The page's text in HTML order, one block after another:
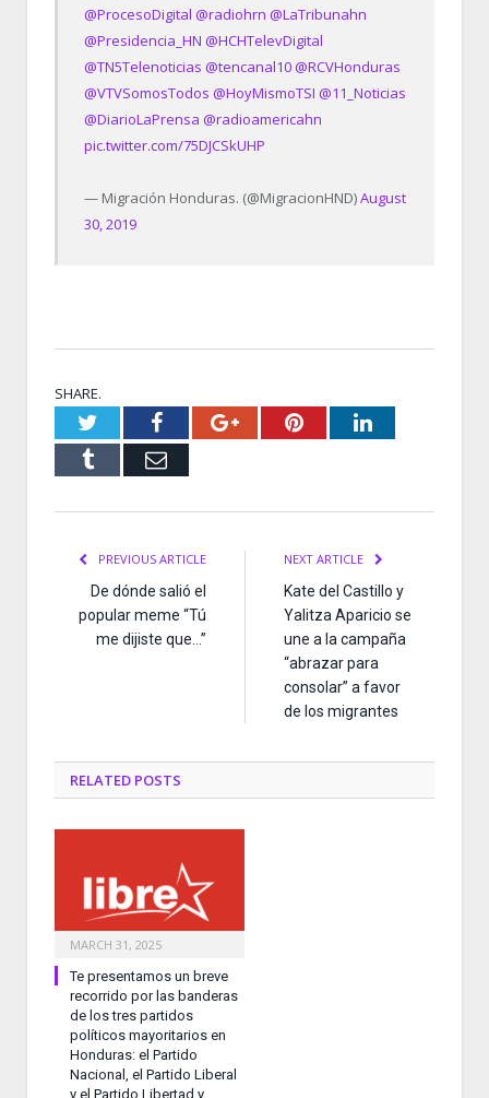
@ProcesoDigital @radiohrn @LaTribunahn
@Presidencia_HN @HCHTelevDigital
@TN5Telenoticias @tencanal10@RCVHonduras
@VTVSomosTodos @HoyMismoTSI @11_Noticias
@DiarioLaPrensa @radioamericahn
pic.twitter.com/75DJCSkUHP
— Migración Honduras. (@MigracionHND)August
30, 2019
SHARE.
TwitterFacebookGoogle+PinterestLinkedIn
Tumblr Email
PREVIOUS ARTICLE
De dónde salió el
popular meme “Tú
me dijiste que…”
NEXT ARTICLE
Kate del Castillo y
Yalitza Aparicio se
une a la campaña
“abrazar para
consolar” a favor
de los migrantes
RELATED POSTS
MARCH 31, 2025
Te presentamos un breve
recorrido por las banderas
de los tres partidos
políticos mayoritarios en
Honduras: el Partido
Nacional, el Partido Liberal
y el Partido Libertad y